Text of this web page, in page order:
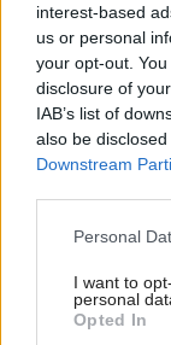
interest-based
us or personal
your opt-out.
disclosure of
IAB’s list of
also be
Downstream
Please note that
not limited to
grant or deny
use your data
Personal
I want to
personal
Opted In
Celý život